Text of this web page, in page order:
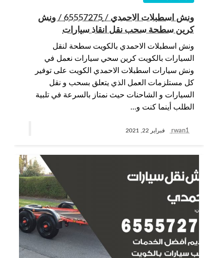
ونش اسطبلات الاحمدي / 65557275 / ونش
كرين سطحة سحب نقل انقاذ سيارات
ونش اسطبلات الاحمدي بالكويت سطحة لنقل
السيارات بالكويت كرين سحي سيارات نعمل في
ونش سيارات اسطبلات الاحمدي الكويت على توفير
كل مستلزمات العمل الذي يتعلق بسحب و نقل
السيارات و الشاحنات حيث نمتاز بالسرعة في تلبية
الطلب أينما كنت و…
rwan1 فبراير 22, 2021